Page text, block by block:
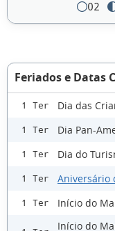
02
Feriados e Datas
1 Ter Dia das
1 Ter Dia Pan-
1 Ter Dia do
1 Ter Aniversário
1 Ter Início do
Início do